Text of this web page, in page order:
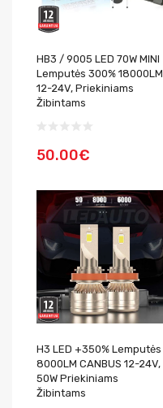
HB3 / 9005 LED 70W MINI
Lemputės 300% 18000LM
12-24V, Priekiniams
Žibintams
50.00€
H3 LED +350% Lemputės
8000LM CANBUS 12-24V,
50W Priekiniams
Žibintams